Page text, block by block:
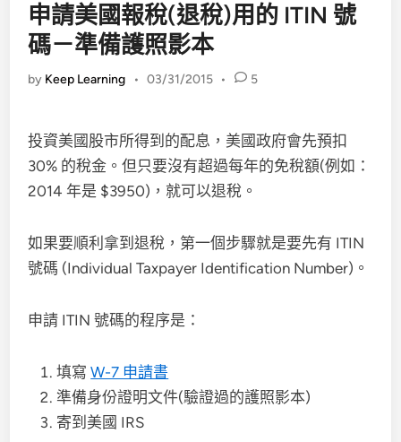
申請美國報稅(退稅)用的 ITIN 號
碼－準備護照影本
by Keep Learning • 03/31/2015 • 5
投資美國股市所得到的配息，美國政府會先預扣
30% 的稅金。但只要沒有超過每年的免稅額(例如：
2014 年是 $3950)，就可以退稅。
如果要順利拿到退稅，第一個步驟就是要先有 ITIN
號碼 (Individual Taxpayer Identification Number)。
申請 ITIN 號碼的程序是：
填寫W-7 申請書
準備身份證明文件(驗證過的護照影本)
寄到美國 IRS